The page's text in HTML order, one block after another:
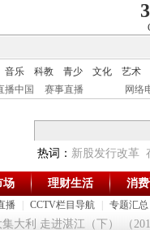
音乐 科教 青少 文化
艺术
播中国 赛事直播 网络
热词： 新股发行改革
播 CCTV栏目导航 专题汇总
场 理财生活 消
利 走进湛江（下） （